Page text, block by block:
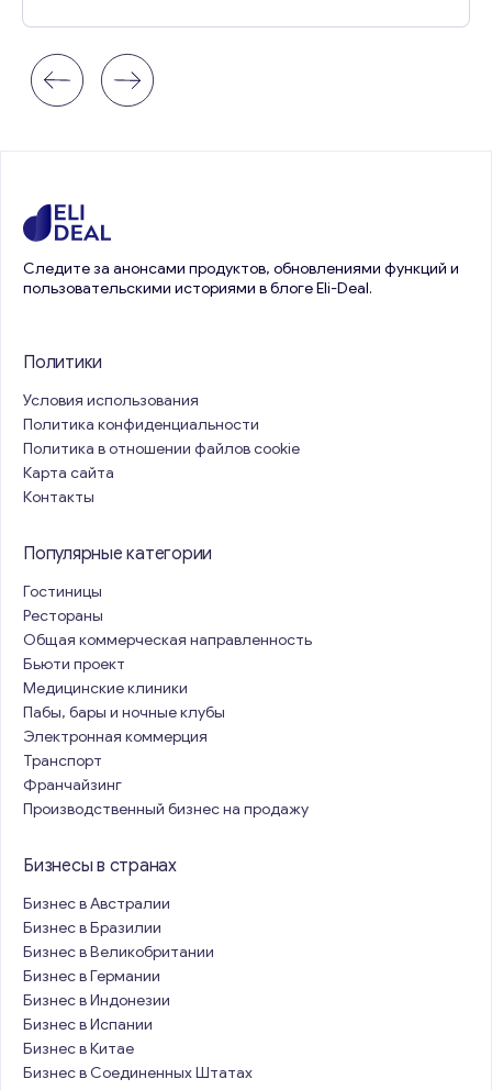
Следите за анонсами продуктов, обновлениями функций и
пользовательскими историями в блоге Eli-Deal.
Политики
Условия использования
Политика конфиденциальности
Политика в отношении файлов cookie
Карта сайта
Контакты
Популярные категории
Гостиницы
Рестораны
Общая коммерческая направленность
Бьюти проект
Медицинские клиники
Пабы, бары и ночные клубы
Электронная коммерция
Транспорт
Франчайзинг
Производственный бизнес на продажу
Бизнесы в странах
Бизнес в Австралии
Бизнес в Бразилии
Бизнес в Великобритании
Бизнес в Германии
Бизнес в Индонезии
Бизнес в Испании
Бизнес в Китае
Бизнес в Соединенных Штатах